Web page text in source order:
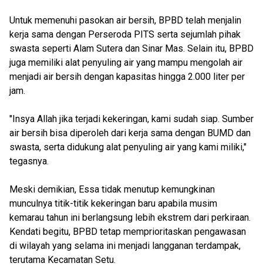
Untuk memenuhi pasokan air bersih, BPBD telah menjalin
kerja sama dengan Perseroda PITS serta sejumlah pihak
swasta seperti Alam Sutera dan Sinar Mas. Selain itu, BPBD
juga memiliki alat penyuling air yang mampu mengolah air
menjadi air bersih dengan kapasitas hingga 2.000 liter per
jam.
"Insya Allah jika terjadi kekeringan, kami sudah siap. Sumber
air bersih bisa diperoleh dari kerja sama dengan BUMD dan
swasta, serta didukung alat penyuling air yang kami miliki,"
tegasnya.
Meski demikian, Essa tidak menutup kemungkinan
munculnya titik-titik kekeringan baru apabila musim
kemarau tahun ini berlangsung lebih ekstrem dari perkiraan.
Kendati begitu, BPBD tetap memprioritaskan pengawasan
di wilayah yang selama ini menjadi langganan terdampak,
terutama Kecamatan Setu.